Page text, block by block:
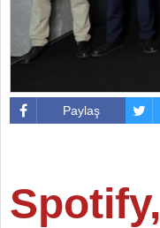
Paylaş
Spotify,